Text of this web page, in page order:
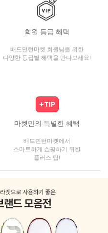
회원 등급 혜택
배드민턴마켓 회원님을 위한
다양한 등급별 혜택을 만나보세요!
마켓만의 특별한 혜택
배드민턴마켓에서
스마트하게 쇼핑하기 위한
플러스 팁!